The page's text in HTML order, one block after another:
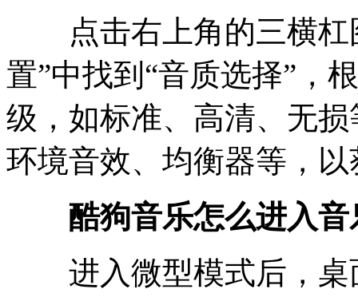
点击右上角的三横杠
置”中找到“音质选择”，
级，如标准、高清、无
环境音效、均衡器等，
酷狗音乐怎么进入音
进入微型模式后，桌